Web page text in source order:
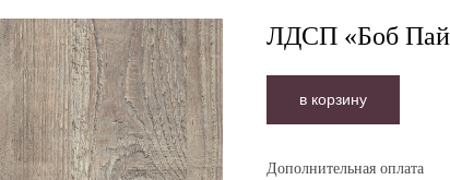
ЛДСП «Боб
в корзину
Дополнительная оплата